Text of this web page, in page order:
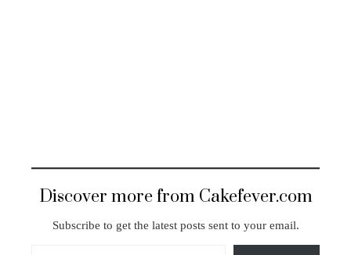
Discover more from Cakefever.com
Subscribe to get the latest posts sent to your email.